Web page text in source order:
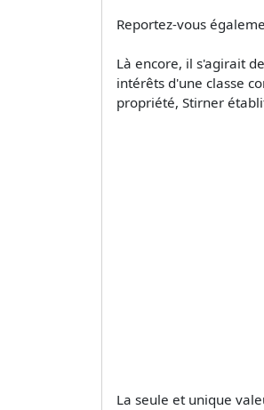
Reportez-vous
Là encore, il s'agirait
intérêts d'une classe
propriété, Stirner
La seule et unique